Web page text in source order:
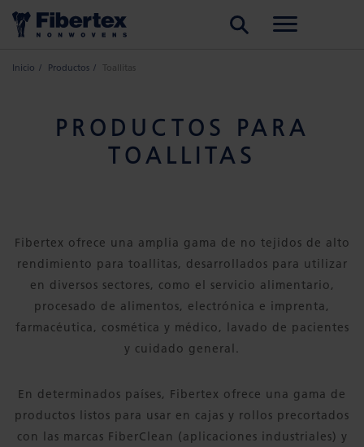
Inicio Productos Toallitas
PRODUCTOS PARA
TOALLITAS
Fibertex ofrece una amplia gama de no tejidos de alto
rendimiento para toallitas, desarrollados para utilizar
en diversos sectores, como el servicio alimentario,
procesado de alimentos, electrónica e imprenta,
farmacéutica, cosmética y médico, lavado de pacientes
y cuidado general.
En determinados países, Fibertex ofrece una gama de
productos listos para usar en cajas y rollos precortados
con las marcas FiberClean (aplicaciones industriales) y